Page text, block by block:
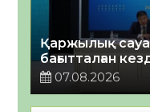
Қаржылық
бағытталған
07.08.2026